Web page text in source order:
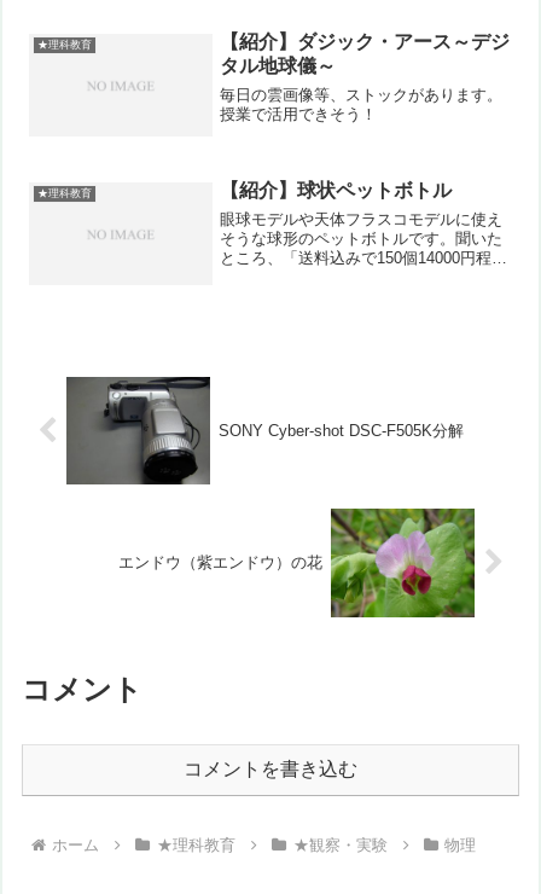
私も、少なくとも今自分がやっているよ
りは、数は少なかった、、、...
★理科教育
【紹介】ダジック・アース～デジ
タル地球儀～
毎日の雲画像等、ストックがあります。
授業で活用できそう！
★理科教育 【紹介】球状ペットボトル
眼球モデルや天体フラスコモデルに使え
そうな球形のペットボトルです。聞いた
ところ、「送料込みで150個14000円程
SONY Cyber-shot DSC-F505K分解
エンドウ（紫エンドウ）の花
コメント
コメントを書き込む
ホーム ★理科教育 ★観察・実験 物理